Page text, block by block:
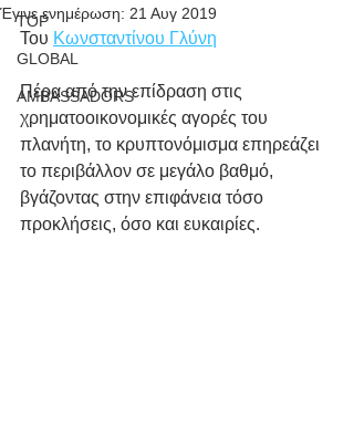
TOP
GLOBAL
AMBASSADORS
Έγινε ενημέρωση: 21 Αυγ 2019
Του Κωνσταντίνου Γλύνη
Πέρα από την επίδραση στις
χρηματοοικονομικές αγορές του
πλανήτη, το κρυπτονόμισμα επηρεάζει
το περιβάλλον σε μεγάλο βαθμό,
βγάζοντας στην επιφάνεια τόσο
προκλήσεις, όσο και ευκαιρίες.